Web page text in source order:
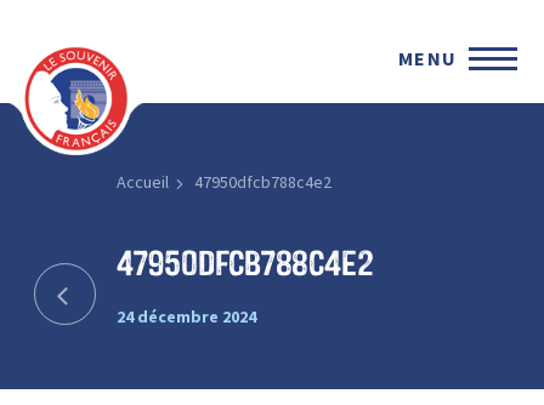
MENU
Accueil 47950dfcb788c4e2
47950dfcb788c4e2
24 décembre 2024